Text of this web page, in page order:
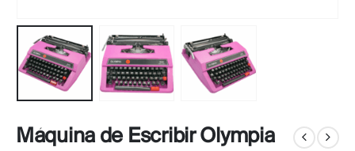
Máquina de Escribir Olympia